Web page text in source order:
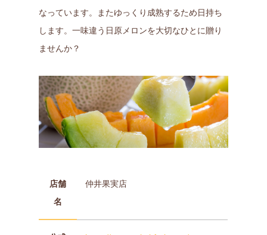
なっています。またゆっくり成熟するため日持ち
します。一味違う日原メロンを大切なひとに贈り
ませんか？
店舗
名
仲井果実店